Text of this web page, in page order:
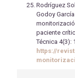
Rodríguez
Godoy
paciente
Técnica 4(3):
https://